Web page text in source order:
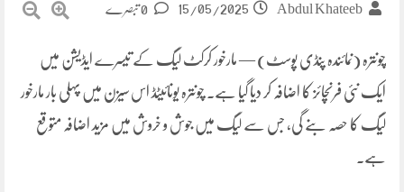
Abdul Khateeb
15/05/2025
چونترہ (نمائندہ پنڈی پوسٹ) — مارخور کرکٹ لیگ کے تیسرے ایڈیشن میں
ایک نئی فرنچائز کا اضافہ کر دیا گیا ہے۔ چونترہ یونائیٹڈ اس سیزن میں پہلی بار مارخور
لیگ کا حصہ بنے گی، جس سے لیگ میں جوش و خروش میں مزید اضافہ متوقع
ہے۔